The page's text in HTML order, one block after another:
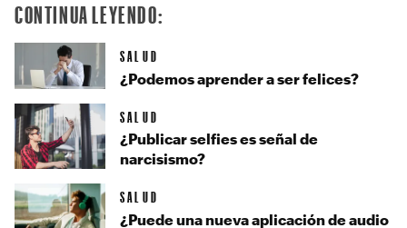
CONTINUA LEYENDO:
SALUD
¿Podemos aprender a ser felices?
SALUD
¿Publicar selfies es señal de
narcisismo?
SALUD
¿Puede una nueva aplicación de audio